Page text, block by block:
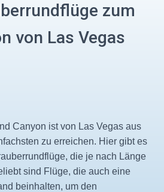
zum
von Las Vegas
Canyon ist von Las Vegas aus
zu erreichen. Hier gibt es
die je nach Länge
sind Flüge, die auch eine
beinhalten, um den